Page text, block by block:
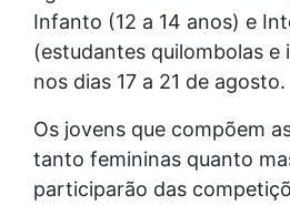
Infanto (12 a 14 anos) e
(estudantes quilombolas e
nos dias 17 a 21 de agosto.
Os jovens que compõem
tanto femininas quanto
participarão das